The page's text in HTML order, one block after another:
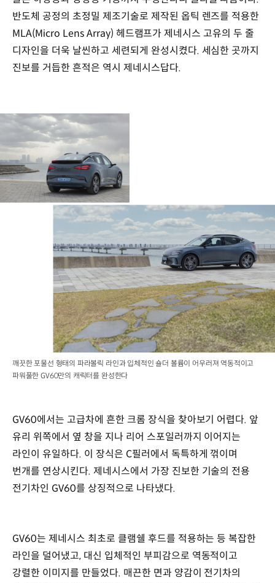
반도체 공정의 초정밀 제조기술로 제작된 옵틱 렌즈를 적용한
MLA(Micro Lens Array) 헤드램프가 제네시스 고유의 두 줄
디자인을 더욱 날씬하고 세련되게 완성시켰다. 세심한 곳까지
진보를 거듭한 흔적은 역시 제네시스답다.
깨끗한 포물선 형태의 파라볼릭 라인과 입체적인 숄더 볼륨이 어우러져 역동적이고
파워풀한 GV60만의 캐릭터를 완성한다
GV60에서는 고급차에 흔한 크롬 장식을 찾아보기 어렵다. 앞
유리 위쪽에서 옆 창을 지나 리어 스포일러까지 이어지는
라인이 유일하다. 이 장식은 C필러에서 독특하게 꺾이며
번개를 연상시킨다. 제네시스에서 가장 진보한 기술의 전용
전기차인 GV60를 상징적으로 나타냈다.
GV60는 제네시스 최초로 클램쉘 후드를 적용하는 등 복잡한
라인을 덜어냈고, 대신 입체적인 부피감으로 역동적이고
강렬한 이미지를 만들었다. 매끈한 면과 양감이 전기차의